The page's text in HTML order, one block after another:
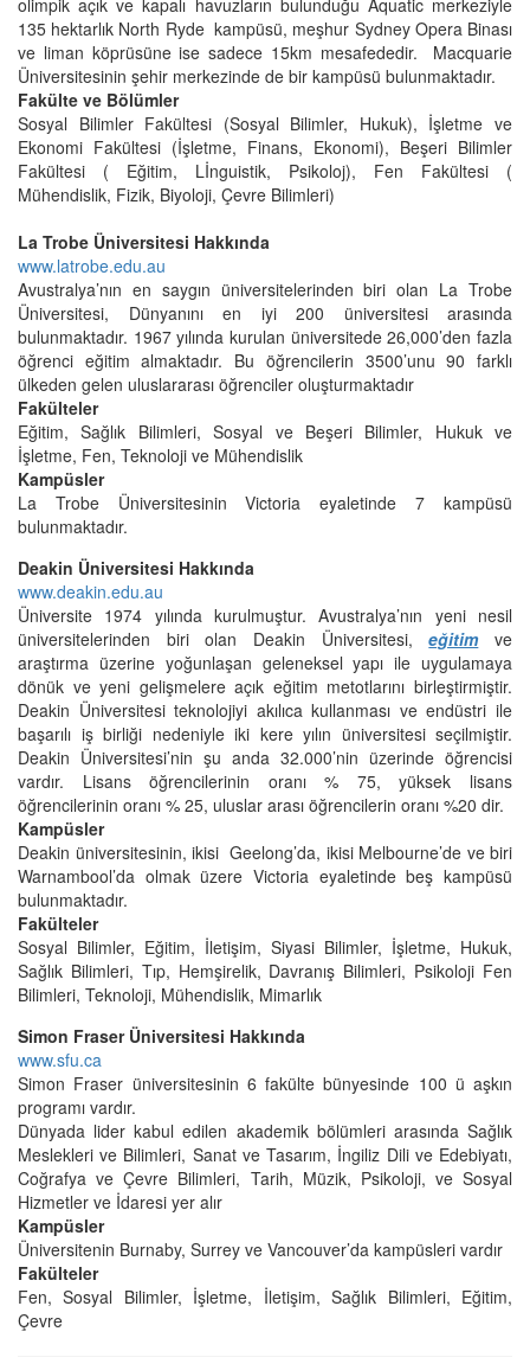
olimpik açık ve kapalı havuzların bulunduğu Aquatic merkeziyle
135 hektarlık North Ryde kampüsü, meşhur Sydney Opera Binası
ve liman köprüsüne ise sadece 15km mesafededir. Macquarie
Üniversitesinin şehir merkezinde de bir kampüsü bulunmaktadır.
Fakülte ve Bölümler
Sosyal Bilimler Fakültesi (Sosyal Bilimler, Hukuk), İşletme ve
Ekonomi Fakültesi (İşletme, Finans, Ekonomi), Beşeri Bilimler
Fakültesi ( Eğitim, Lİnguistik, Psikoloj), Fen Fakültesi (
Mühendislik, Fizik, Biyoloji, Çevre Bilimleri)
La Trobe Üniversitesi Hakkında
www.latrobe.edu.au
Avustralya’nın en saygın üniversitelerinden biri olan La Trobe
Üniversitesi, Dünyanını en iyi 200 üniversitesi arasında
bulunmaktadır. 1967 yılında kurulan üniversitede 26,000’den fazla
öğrenci eğitim almaktadır. Bu öğrencilerin 3500’unu 90 farklı
ülkeden gelen uluslararası öğrenciler oluşturmaktadır
Fakülteler
Eğitim, Sağlık Bilimleri, Sosyal ve Beşeri Bilimler, Hukuk ve
İşletme, Fen, Teknoloji ve Mühendislik
Kampüsler
La Trobe Üniversitesinin Victoria eyaletinde 7 kampüsü
bulunmaktadır.
Deakin Üniversitesi Hakkında
www.deakin.edu.au
Üniversite 1974 yılında kurulmuştur. Avustralya’nın yeni nesil
üniversitelerinden biri olan Deakin Üniversitesi,eğitimve
araştırma üzerine yoğunlaşan geleneksel yapı ile uygulamaya
dönük ve yeni gelişmelere açık eğitim metotlarını birleştirmiştir.
Deakin Üniversitesi teknolojiyi akılıca kullanması ve endüstri ile
başarılı iş birliği nedeniyle iki kere yılın üniversitesi seçilmiştir.
Deakin Üniversitesi’nin şu anda 32.000’nin üzerinde öğrencisi
vardır. Lisans öğrencilerinin oranı % 75, yüksek lisans
öğrencilerinin oranı % 25, uluslar arası öğrencilerin oranı %20 dir.
Kampüsler
Deakin üniversitesinin, ikisi Geelong’da, ikisi Melbourne’de ve biri
Warnambool’da olmak üzere Victoria eyaletinde beş kampüsü
bulunmaktadır.
Fakülteler
Sosyal Bilimler, Eğitim, İletişim, Siyasi Bilimler, İşletme, Hukuk,
Sağlık Bilimleri, Tıp, Hemşirelik, Davranış Bilimleri, Psikoloji Fen
Bilimleri, Teknoloji, Mühendislik, Mimarlık
Simon Fraser Üniversitesi Hakkında
www.sfu.ca
Simon Fraser üniversitesinin 6 fakülte bünyesinde 100 ü aşkın
programı vardır.
Dünyada lider kabul edilen akademik bölümleri arasında Sağlık
Meslekleri ve Bilimleri, Sanat ve Tasarım, İngiliz Dili ve Edebiyatı,
Coğrafya ve Çevre Bilimleri, Tarih, Müzik, Psikoloji, ve Sosyal
Hizmetler ve İdaresi yer alır
Kampüsler
Üniversitenin Burnaby, Surrey ve Vancouver’da kampüsleri vardır
Fakülteler
Fen, Sosyal Bilimler, İşletme, İletişim, Sağlık Bilimleri, Eğitim,
Çevre